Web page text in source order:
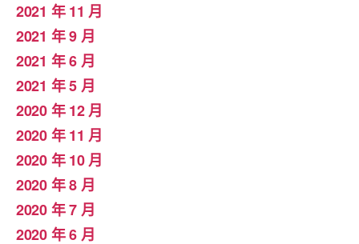
2021 年 11 月
2021 年 9 月
2021 年 6 月
2021 年 5 月
2020 年 12 月
2020 年 11 月
2020 年 10 月
2020 年 8 月
2020 年 7 月
2020 年 6 月